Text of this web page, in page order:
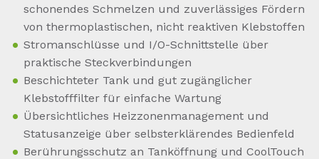
schonendes Schmelzen und zuverlässiges Fördern
von thermoplastischen, nicht reaktiven Klebstoffen
Stromanschlüsse und I/O-Schnittstelle über
praktische Steckverbindungen
Beschichteter Tank und gut zugänglicher
Klebstofffilter für einfache Wartung
Übersichtliches Heizzonenmanagement und
Statusanzeige über selbsterklärendes Bedienfeld
Berührungsschutz an Tanköffnung und CoolTouch